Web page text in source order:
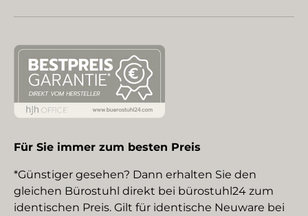
Für Sie immer zum besten Preis
*Günstiger gesehen? Dann erhalten Sie den
gleichen Bürostuhl direkt bei bürostuhl24 zum
identischen Preis. Gilt für identische Neuware bei